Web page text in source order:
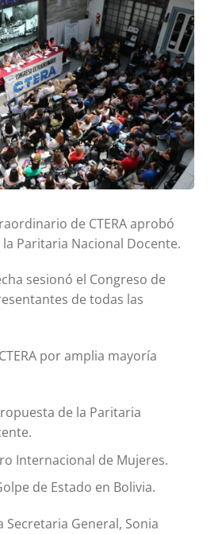
de CTERA aprobó
Paritaria Nacional Docente.
sesionó el Congreso de
de todas las
por amplia mayoría
de la Paritaria
Internacional de Mujeres.
de Estado en Bolivia.
Secretaria General, Sonia